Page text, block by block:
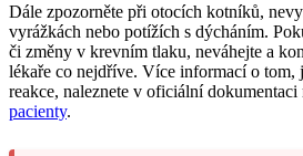
Dále zpozorněte při otocích kotníků,
vyrážkách nebo potížích s dýcháním.
či změny v krevním tlaku, neváhejte a
lékaře co nejdříve. Více informací o tom,
reakce, naleznete v oficiální dokumentaci
pacienty.